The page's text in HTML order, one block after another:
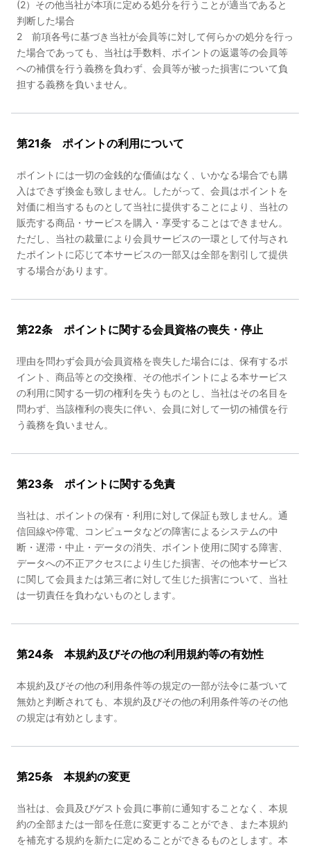
(2）その他当社が本項に定める処分を行うことが適当であると
判断した場合
2 前項各号に基づき当社が会員等に対して何らかの処分を行っ
た場合であっても、当社は手数料、ポイントの返還等の会員等
への補償を行う義務を負わず、会員等が被った損害について負
担する義務を負いません。
第21条 ポイントの利用について
ポイントには一切の金銭的な価値はなく、いかなる場合でも購
入はできず換金も致しません。したがって、会員はポイントを
対価に相当するものとして当社に提供することにより、当社の
販売する商品・サービスを購入・享受することはできません。
ただし、当社の裁量により会員サービスの一環として付与され
たポイントに応じて本サービスの一部又は全部を割引して提供
する場合があります。
第22条 ポイントに関する会員資格の喪失・停止
理由を問わず会員が会員資格を喪失した場合には、保有するポ
イント、商品等との交換権、その他ポイントによる本サービス
の利用に関する一切の権利を失うものとし、当社はその名目を
問わず、当該権利の喪失に伴い、会員に対して一切の補償を行
う義務を負いません。
第23条 ポイントに関する免責
当社は、ポイントの保有・利用に対して保証も致しません。通
信回線や停電、コンピュータなどの障害によるシステムの中
断・遅滞・中止・データの消失、ポイント使用に関する障害、
データへの不正アクセスにより生じた損害、その他本サービス
に関して会員または第三者に対して生じた損害について、当社
は一切責任を負わないものとします。
第24条 本規約及びその他の利用規約等の有効性
本規約及びその他の利用条件等の規定の一部が法令に基づいて
無効と判断されても、本規約及びその他の利用条件等のその他
の規定は有効とします。
第25条 本規約の変更
当社は、会員及びゲスト会員に事前に通知することなく、本規
約の全部または一部を任意に変更することができ、また本規約
を補充する規約を新たに定めることができるものとします。本